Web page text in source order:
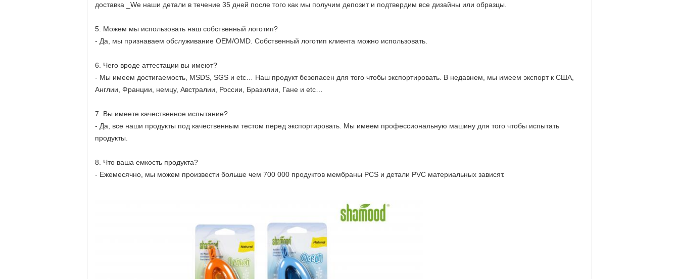
доставка _We наши детали в течение 35 дней после того как мы получим депозит и подтвердим все дизайны или образцы.
5. Можем мы использовать наш собственный логотип?
- Да, мы признаваем обслуживание OEM/OMD. Собственный логотип клиента можно использовать.
6. Чего вроде аттестации вы имеют?
- Мы имеем достигаемость, MSDS, SGS и etc… Наш продукт безопасен для того чтобы экспортировать. В недавнем, мы имеем экспорт к США,
Англии, Франции, немцу, Австралии, России, Бразилии, Гане и etc…
7. Вы имеете качественное испытание?
- Да, все наши продукты под качественным тестом перед экспортировать. Мы имеем профессиональную машину для того чтобы испытать
продукты.
8. Что ваша емкость продукта?
- Ежемесячно, мы можем произвести больше чем 700 000 продуктов мембраны PCS и детали PVC материальных зависят.